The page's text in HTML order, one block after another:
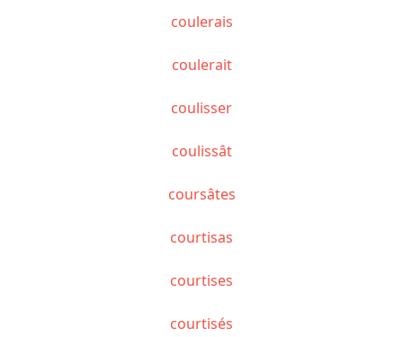
coulerais
coulerait
coulisser
coulissât
coursâtes
courtisas
courtises
courtisés